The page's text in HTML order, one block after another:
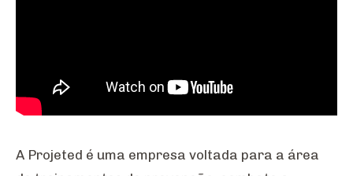
A Projeted é uma empresa voltada para a área